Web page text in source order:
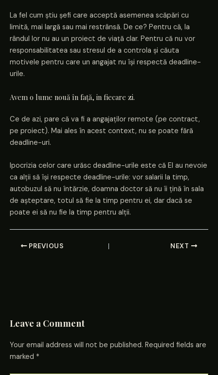
La fel cum știu șefi care acceptă asemenea scăpări cu
limită, mai largă sau mai restrânsă. De ce? Pentru că, la
rândul lor nu au un proiect de viață clar. Pentru că nu vor
responsabilitatea sau stresul de a controla și căuta
motivele pentru care un angajat nu își respectă deadline-
urile.
Avem o lume nouă în față, in fiecare zi.
Ce de azi, pare că va fi a angajaților remote (pe contract,
pe proiect). Mai ales în acest context, nu se poate fără
deadline-uri.
Ipocrizia celor care urăsc deadline-urile este că EI au nevoie
ca alții să își respecte deadline-urile: vor salarii la timp,
autobuzul să nu întărzie, doamna doctor să nu îi țină în sala
de așteptare, totul să fie la timp pentru ei, dar dacă se
poate ei să nu fie la timp pentru alții.
PREVIOUS NEXT
Leave a Comment
Your email address will not be published. Required fields are
marked *